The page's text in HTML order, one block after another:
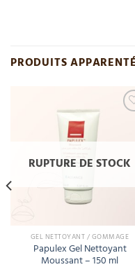
PRODUITS
RUPTURE DE STOCK
GEL NETTOYANT / GOMMAGE
Papulex Gel Nettoyant
Moussant – 150 ml